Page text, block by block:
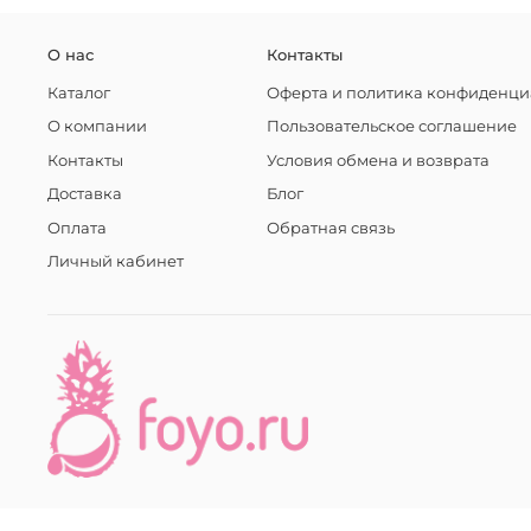
О нас
Каталог
О компании
Контакты
Доставка
Оплата
Личный кабинет
Контакты
Оферта и политика
Пользовательское соглашение
Условия обмена и возврата
Блог
Обратная связь